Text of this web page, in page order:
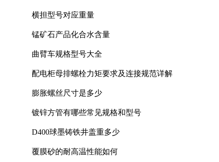
横担型号对应重量
锰矿石产品化合水含量
曲臂车规格型号大全
配电柜母排螺栓力矩要求及连接规范详解
膨胀螺丝尺寸是多少
镀锌方管有哪些常见规格和型号
D400球墨铸铁井盖重多少
覆膜砂的耐高温性能如何